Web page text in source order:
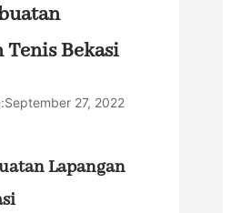
Tenis Bekasi
September 27, 2022
Lapangan